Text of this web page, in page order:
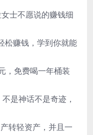
士不愿说的赚钱细
松赚钱，学到你就能
，免费喝一年桶装
是神话不是奇迹，
转轻资产，并且一